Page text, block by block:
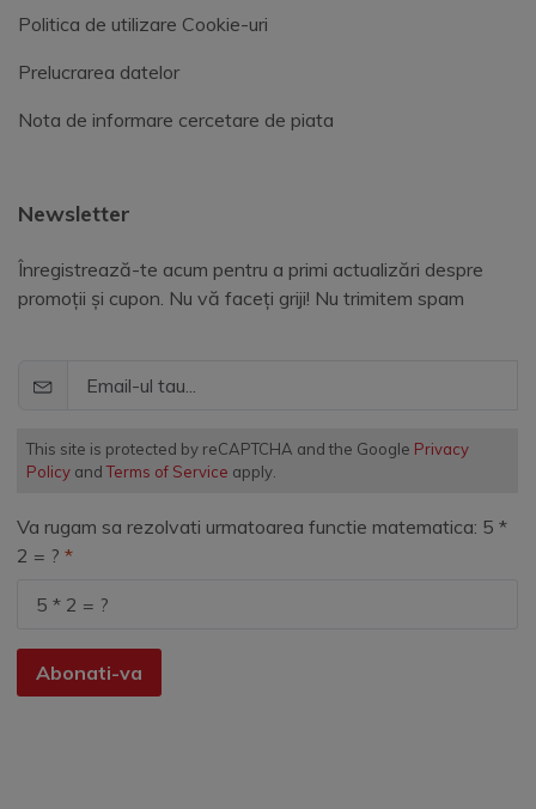
Politica de utilizare Cookie-uri
Prelucrarea datelor
Nota de informare cercetare de piata
Newsletter
Înregistrează-te acum pentru a primi actualizări despre
promoții și cupon. Nu vă faceți griji! Nu trimitem spam
This site is protected by reCAPTCHA and the Google Privacy
Policy andTerms of Service apply.
Va rugam sa rezolvati urmatoarea functie matematica: 5 *
2 = ?
Abonati-va